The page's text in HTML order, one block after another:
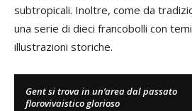
subtropicali. Inoltre, come da
una serie di dieci francobolli con
illustrazioni storiche.
Gent si trova in un’area dal passato
florovivaistico glorioso